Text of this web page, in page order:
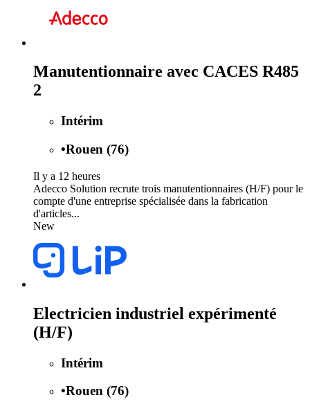
Manutentionnaire avec CACES R485
2
Intérim
•Rouen (76)
Il y a 12 heures
Adecco Solution recrute trois manutentionnaires (H/F) pour le
compte d'une entreprise spécialisée dans la fabrication
d'articles...
New
Electricien industriel expérimenté
(H/F)
Intérim
•Rouen (76)